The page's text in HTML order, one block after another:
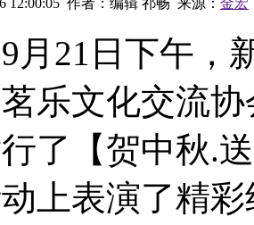
9月21日下午，
茗乐文化交流
了【贺中秋.
上表演了精